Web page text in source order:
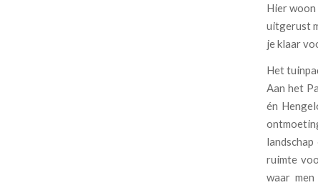
Hier woon
uitgerust
je klaar
Het
Aan het
én
ruimte
waar